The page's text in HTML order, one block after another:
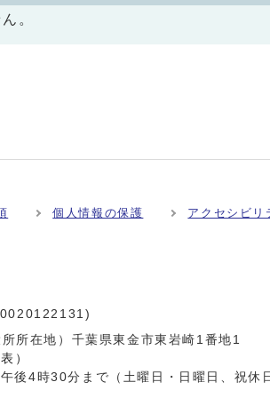
。
個人情報の保護 アクセシビリ
所在地）千葉県東金市東岩崎1番地1
）
後4時30分まで（土曜日・日曜日、祝休